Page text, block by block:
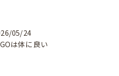
05/24
は体に良い